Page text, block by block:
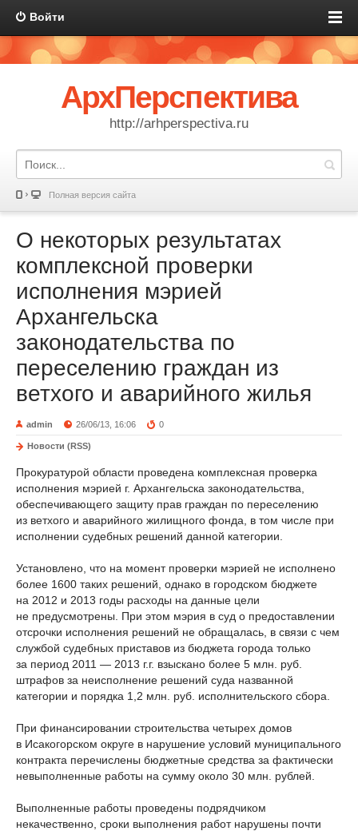
Войти
АрхПерспектива
http://arhperspectiva.ru
Полная версия сайта
О некоторых результатах
комплексной проверки
исполнения мэрией
Архангельска
законодательства по
переселению граждан из
ветхого и аварийного жилья
admin 26/06/13, 16:06 0
Новости (RSS)
Прокуратурой области проведена комплексная проверка
исполнения мэрией г. Архангельска законодательства,
обеспечивающего защиту прав граждан по переселению
из ветхого и аварийного жилищного фонда, в том числе при
исполнении судебных решений данной категории.
Установлено, что на момент проверки мэрией не исполнено
более 1600 таких решений, однако в городском бюджете
на 2012 и 2013 годы расходы на данные цели
не предусмотрены. При этом мэрия в суд о предоставлении
отсрочки исполнения решений не обращалась, в связи с чем
службой судебных приставов из бюджета города только
за период 2011 — 2013 г.г. взыскано более 5 млн. руб.
штрафов за неисполнение решений суда названной
категории и порядка 1,2 млн. руб. исполнительского сбора.
При финансировании строительства четырех домов
в Исакогорском округе в нарушение условий муниципального
контракта перечислены бюджетные средства за фактически
невыполненные работы на сумму около 30 млн. рублей.
Выполненные работы проведены подрядчиком
некачественно, сроки выполнения работ нарушены почти